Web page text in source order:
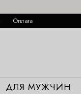
Оплата
ДЛЯ МУЖЧИН